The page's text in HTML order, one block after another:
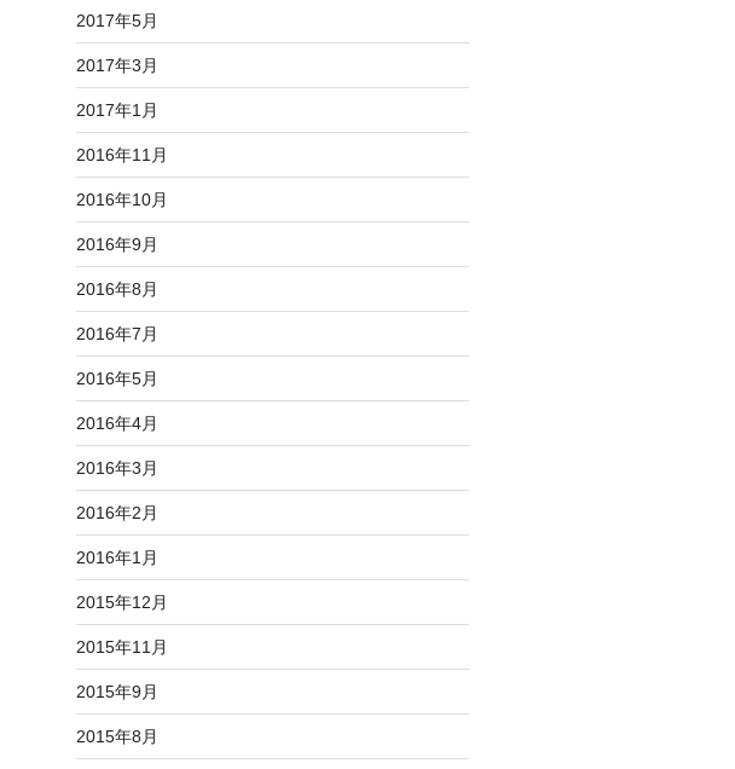
2017年5月
2017年3月
2017年1月
2016年11月
2016年10月
2016年9月
2016年8月
2016年7月
2016年5月
2016年4月
2016年3月
2016年2月
2016年1月
2015年12月
2015年11月
2015年9月
2015年8月